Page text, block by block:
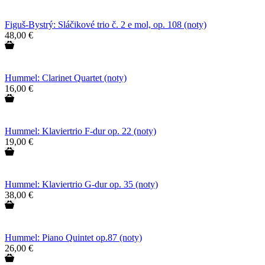
Figuš-Bystrý: Sláčikové trio č. 2 e mol, op. 108 (noty)
48,00 €
Hummel: Clarinet Quartet (noty)
16,00 €
Hummel: Klaviertrio F-dur op. 22 (noty)
19,00 €
Hummel: Klaviertrio G-dur op. 35 (noty)
38,00 €
Hummel: Piano Quintet op.87 (noty)
26,00 €